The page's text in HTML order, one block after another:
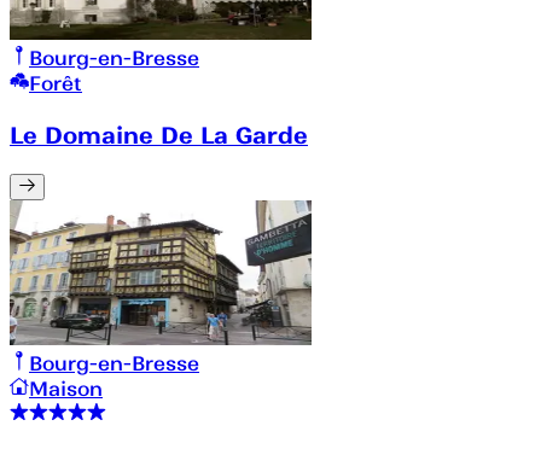
Bourg-en-Bresse
Forêt
Le Domaine De La Garde
Bourg-en-Bresse
Maison